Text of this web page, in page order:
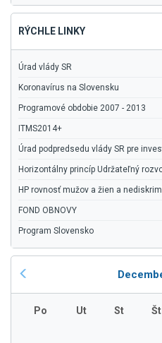
RÝCHLE LINKY
Úrad vlády SR
Koronavírus na Slovensku
Programové obdobie 2007 - 2013
ITMS2014+
Úrad podpredsedu vlády SR pre
Horizontálny princíp Udržateľný
HP rovnosť mužov a žien a
FOND OBNOVY
Program Slovensko
Po Ut St Št